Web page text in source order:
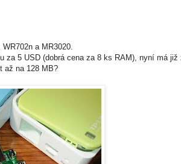
a MR3020.
za 5 USD (dobrá cena za 8 ks RAM), nyní má
až na 128 MB?